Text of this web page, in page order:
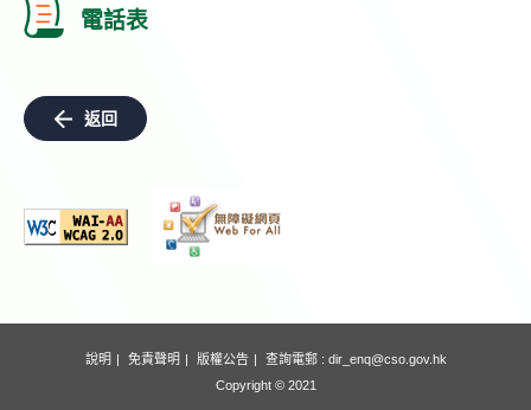
電話表
返回
說明 免責聲明 版權公告 查詢電郵 : dir_enq@cso.gov.hk
Copyright © 2021